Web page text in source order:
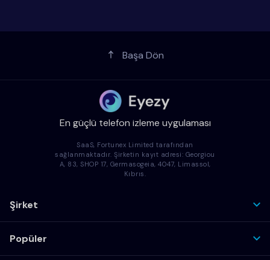
Başa Dön
En güçlü telefon izleme uygulaması
SaaS, Fortunex Limited tarafından
sağlanmaktadır. Şirketin kayıt adresi: Georgiou
A, 83, SHOP 17, Germasogeia, 4047, Limassol,
Kıbrıs.
Şirket
Popüler